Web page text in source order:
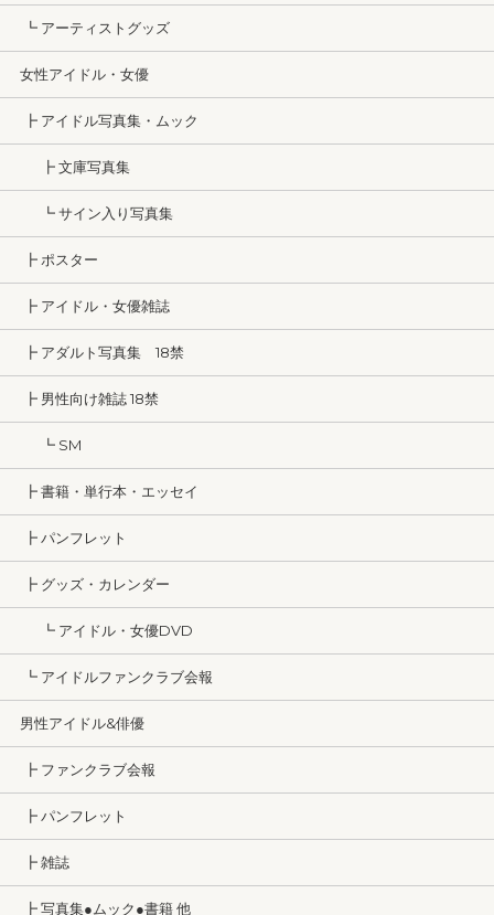
┗ アーティストグッズ
女性アイドル・女優
┣ アイドル写真集・ムック
┣ 文庫写真集
┗ サイン入り写真集
┣ ポスター
┣ アイドル・女優雑誌
┣ アダルト写真集 18禁
┣ 男性向け雑誌 18禁
┗ SM
┣ 書籍・単行本・エッセイ
┣ パンフレット
┣ グッズ・カレンダー
┗ アイドル・女優DVD
┗ アイドルファンクラブ会報
男性アイドル&俳優
┣ ファンクラブ会報
┣ パンフレット
┣ 雑誌
┣ 写真集●ムック●書籍 他